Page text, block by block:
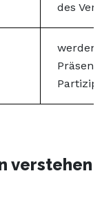
des
werden
Partizip
verstehen